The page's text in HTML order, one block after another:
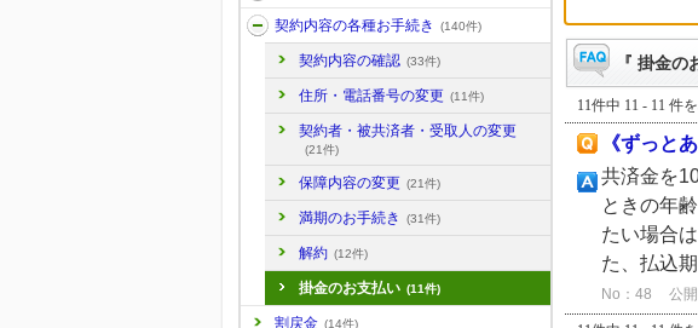
契約内容の各種お手続き (140件)
契約内容の確認 (33件)
住所・電話番号の変更 (11件)
契約者・被共済者・受取人の変更
(21件)
保障内容の変更 (21件)
満期のお手続き (31件)
解約 (12件)
掛金のお支払い (11件)
割戻金 (14件)
『 掛金
11件中 11 - 11 件
《ずっと
共済金を
ときの年
たい場合
た、払込
No：48 公